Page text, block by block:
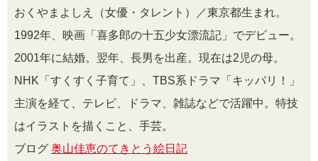
おくやまよしえ（女優・タレント）／東京都生まれ。
1992年、映画「喜多郎の十五少女漂流記」でデビュー。
2001年に結婚。翌年、長男を出産。現在は2児の母。
NHK「すくすく子育て」、TBS系ドラマ「キッパリ！」
主演を経て、テレビ、ドラマ、雑誌などで活躍中。特技
はイラストを描くこと、手芸。
ブログ 奥山佳恵のてきとう絵日記